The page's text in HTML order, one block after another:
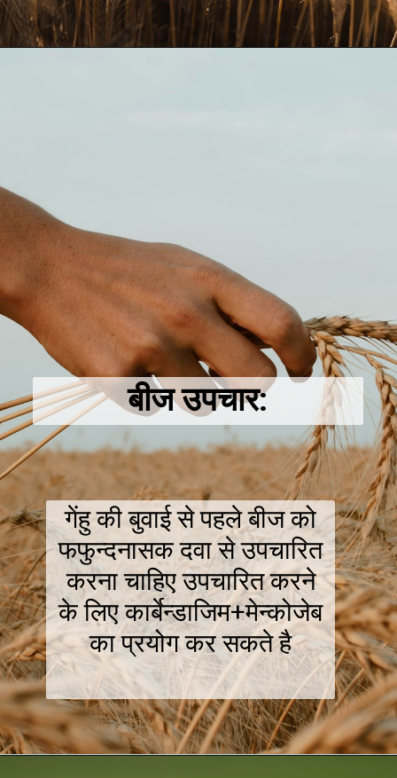
बीज उपचार:
गेंहु की बुवाई से पहले बीज को
फफुन्दनासक दवा से उपचारित
करना चाहिए उपचारित करने
के लिए कार्बेन्डाजिम+मेन्कोजेब
का प्रयोग कर सकते है